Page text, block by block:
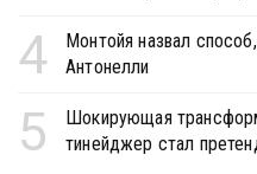
4
Монтойя назвал
Антонелли
5
Шокирующая
тинейджер стал